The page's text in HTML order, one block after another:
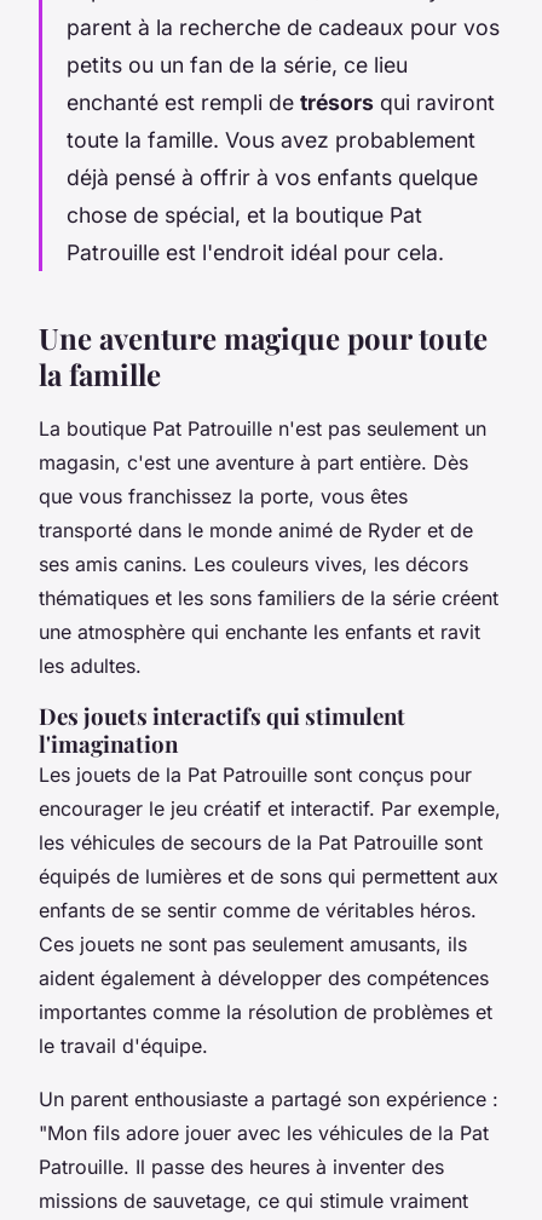
parent à la recherche de cadeaux pour vos
petits ou un fan de la série, ce lieu
enchanté est rempli de trésors qui raviront
toute la famille. Vous avez probablement
déjà pensé à offrir à vos enfants quelque
chose de spécial, et la boutique Pat
Patrouille est l'endroit idéal pour cela.
Une aventure magique pour toute
la famille
La boutique Pat Patrouille n'est pas seulement un
magasin, c'est une aventure à part entière. Dès
que vous franchissez la porte, vous êtes
transporté dans le monde animé de Ryder et de
ses amis canins. Les couleurs vives, les décors
thématiques et les sons familiers de la série créent
une atmosphère qui enchante les enfants et ravit
les adultes.
Des jouets interactifs qui stimulent
l'imagination
Les jouets de la Pat Patrouille sont conçus pour
encourager le jeu créatif et interactif. Par exemple,
les véhicules de secours de la Pat Patrouille sont
équipés de lumières et de sons qui permettent aux
enfants de se sentir comme de véritables héros.
Ces jouets ne sont pas seulement amusants, ils
aident également à développer des compétences
importantes comme la résolution de problèmes et
le travail d'équipe.
Un parent enthousiaste a partagé son expérience :
"Mon fils adore jouer avec les véhicules de la Pat
Patrouille. Il passe des heures à inventer des
missions de sauvetage, ce qui stimule vraiment